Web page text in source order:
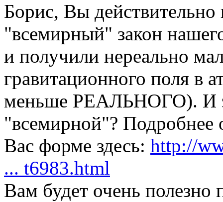
Борис, Вы
"всемирный" закон
и получили нереально
гравитационного поля в
меньше РЕАЛЬНОГО). И
"всемирной"? Подробнее
Вас форме здесь: http://
... t6983.html
Вам будет очень полезно